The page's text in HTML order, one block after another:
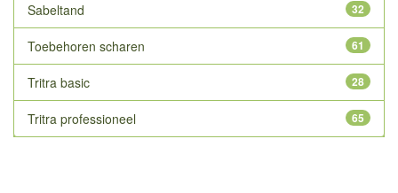
Sabeltand 32
Toebehoren scharen 61
Tritra basic 28
Tritra professioneel 65